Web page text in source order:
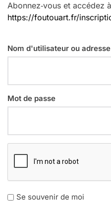
Abonnez‑vous et accédez
https://foutouart.fr/
Nom d'utilisateur ou
Mot de passe
Se souvenir de moi